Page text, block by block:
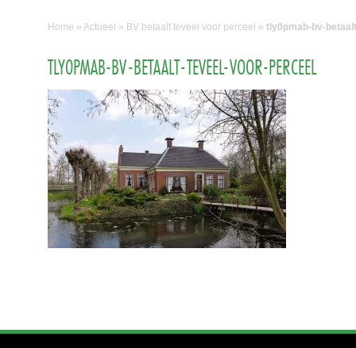
Home » Actueel » BV betaalt teveel voor perceel » tly0pmab-bv-
TLY0PMAB-BV-BETAALT-TEVEEL-VOOR-PERCEEL